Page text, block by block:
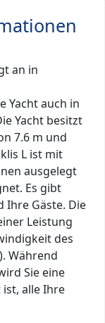
an in
Yacht auch in
Yacht besitzt
7.6 m und
L ist mit
ausgelegt
Es gibt
Ihre Gäste. Die
Leistung
des
Während
Sie eine
alle Ihre